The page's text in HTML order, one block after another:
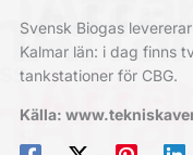
Svensk Biogas
Kalmar län: i dag finns
tankstationer för CBG.
Källa: